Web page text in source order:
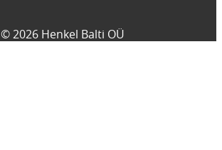
© 2026 Henkel Balti OÜ